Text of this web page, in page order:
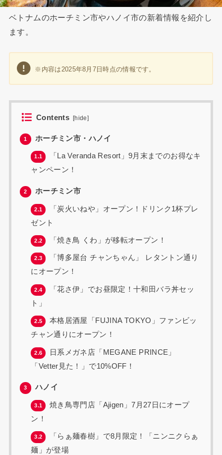
ベトナムのホーチミン市やハノイ市の新着情報を紹介し
ます。
※内容は2025年8月7日時点の情報です。
Contents [hide]
1 ホーチミン市・ハノイ
1.1
「La Veranda Resort」9月末までのお得なキ
ャンペーン！
2 ホーチミン市
2.1
「炭火いねや」オープン！ドリンク1杯プレ
ゼント
2.2 「焼き鳥 くわ」が移転オープン！
2.3
「博多屋台 チャンちゃん」 レタントン通り
にオープン！
2.4
「花さ伊」でお昼限定！十和田バラ丼セッ
ト」
2.5
本格居酒屋「FUJINA TOKYO」ファンビッ
チャン通りにオープン！
2.6
日系メガネ店「MEGANE PRINCE」
「Vetter見た！」で10%OFF！
3 ハノイ
3.1
焼き鳥専門店「Ajigen」7月27日にオープ
ン！
3.2
「らぁ麺春樹」で8月限定！「ニンニクらぁ
麺」が登場